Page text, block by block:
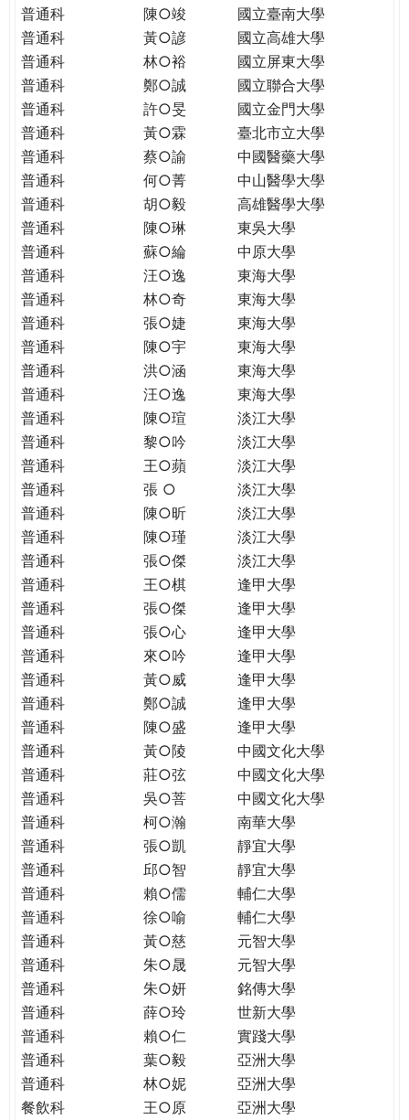
民。
WAGOR
TODAY
THE
WORLD
TOMORROW
PUTTING
YOU
THE
PATH
GLOBAL
CITIZENSHIP
普通科
陳○竣
國立臺南大學
普通科
黃○諺
國立高雄大學
普通科
林○裕
國立屏東大學
普通科
鄭○誠
國立聯合大學
普通科
許○旻
國立金門大學
普通科
黃○霖
臺北市立大學
普通科
蔡○諭
中國醫藥大學
普通科
何○菁
中山醫學大學
普通科
胡○毅
高雄醫學大學
普通科
陳○琳
東吳大學
普通科
蘇○綸
中原大學
普通科
汪○逸
東海大學
普通科
林○奇
東海大學
普通科
張○婕
東海大學
普通科
陳○宇
東海大學
普通科
洪○涵
東海大學
普通科
汪○逸
東海大學
普通科
陳○瑄
淡江大學
普通科
黎○吟
淡江大學
普通科
王○蘋
淡江大學
普通科
張 ○
淡江大學
普通科
陳○昕
淡江大學
普通科
陳○瑾
淡江大學
普通科
張○傑
淡江大學
普通科
王○棋
逢甲大學
普通科
張○傑
逢甲大學
普通科
張○心
逢甲大學
普通科
來○吟
逢甲大學
普通科
黃○威
逢甲大學
普通科
鄭○誠
逢甲大學
普通科
陳○盛
逢甲大學
普通科
黃○陵
中國文化大學
普通科
莊○弦
中國文化大學
普通科
吳○菩
中國文化大學
普通科
柯○瀚
南華大學
普通科
張○凱
靜宜大學
普通科
邱○智
靜宜大學
普通科
賴○儒
輔仁大學
普通科
徐○喻
輔仁大學
普通科
黃○慈
元智大學
普通科
朱○晟
元智大學
普通科
朱○妍
銘傳大學
普通科
薛○玲
世新大學
普通科
賴○仁
實踐大學
普通科
葉○毅
亞洲大學
普通科
林○妮
亞洲大學
餐飲科
王○原
亞洲大學